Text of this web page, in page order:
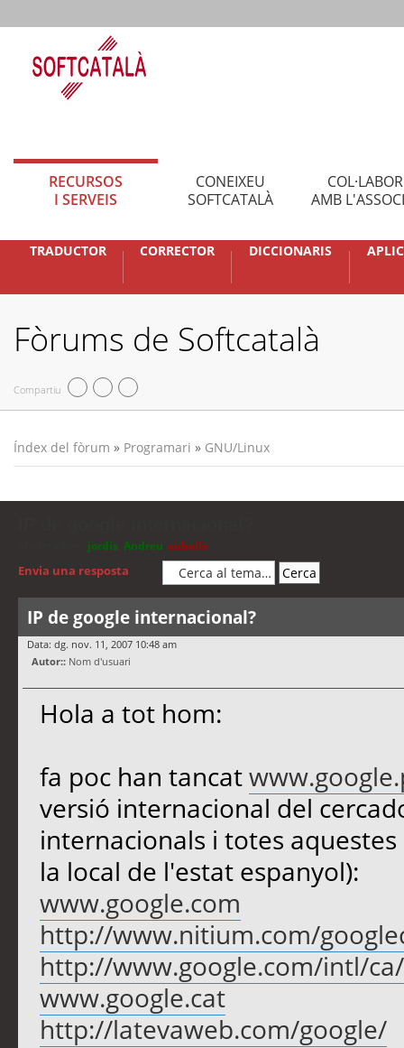
RECURSOS
I SERVEIS
CONEIXEU
SOFTCATALÀ
AMB
TRADUCTOR CORRECTOR DICCIONARIS
Fòrums de Softcatalà
Compartiu
Índex del fòrum » Programari » GNU/Linux
jordis Andreu cubells
Envia una resposta
IP de google internacional?
Data: dg. nov. 11, 2007 10:48 am
Autor:: Nom d'usuari
Hola a tot hom:
fa poc han tancat
versió internacional del
internacionals i totes aquestes
la local de l'estat espanyol):
www.google.com
http://www.nitium.com/
http://www.google.com/intl/ca/
www.google.cat
http://latevaweb.com/google/